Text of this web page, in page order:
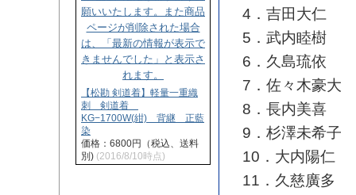
4．吉田大仁
5．武内睦樹
6．久島琉依
7．佐々木豪大
8．長内美喜
9．杉澤未希子
10．大内陽仁
11．久慈廣多
【松勘 剣道着】軽量一重織
刺 剣道着
KG−1700W(紺) 背継 正藍
染
価格：6800円（税込、送料
別) (2016/8/10時点)